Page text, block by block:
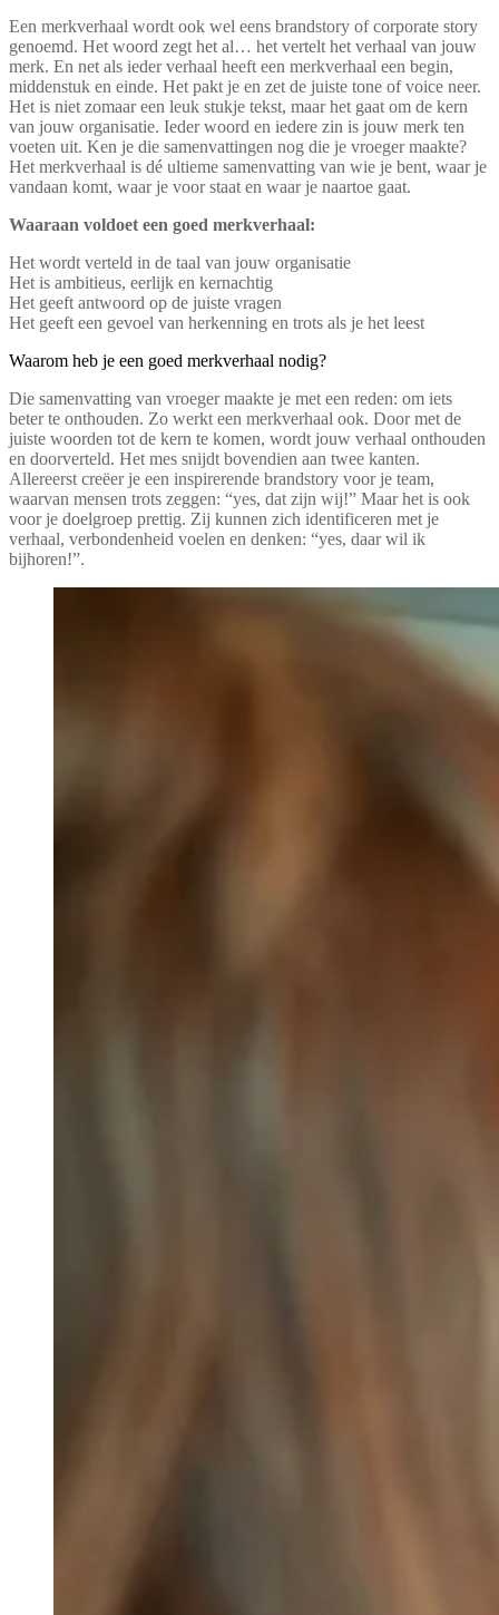
Een merkverhaal wordt ook wel eens brandstory of corporate story
genoemd. Het woord zegt het al… het vertelt het verhaal van jouw
merk. En net als ieder verhaal heeft een merkverhaal een begin,
middenstuk en einde. Het pakt je en zet de juiste tone of voice neer.
Het is niet zomaar een leuk stukje tekst, maar het gaat om de kern
van jouw organisatie. Ieder woord en iedere zin is jouw merk ten
voeten uit. Ken je die samenvattingen nog die je vroeger maakte?
Het merkverhaal is dé ultieme samenvatting van wie je bent, waar je
vandaan komt, waar je voor staat en waar je naartoe gaat.
Waaraan voldoet een goed merkverhaal:
Het wordt verteld in de taal van jouw organisatie
Het is ambitieus, eerlijk en kernachtig
Het geeft antwoord op de juiste vragen
Het geeft een gevoel van herkenning en trots als je het leest
Waarom heb je een goed merkverhaal nodig?
Die samenvatting van vroeger maakte je met een reden: om iets
beter te onthouden. Zo werkt een merkverhaal ook. Door met de
juiste woorden tot de kern te komen, wordt jouw verhaal onthouden
en doorverteld. Het mes snijdt bovendien aan twee kanten.
Allereerst creëer je een inspirerende brandstory voor je team,
waarvan mensen trots zeggen: “yes, dat zijn wij!” Maar het is ook
voor je doelgroep prettig. Zij kunnen zich identificeren met je
verhaal, verbondenheid voelen en denken: “yes, daar wil ik
bijhoren!”.